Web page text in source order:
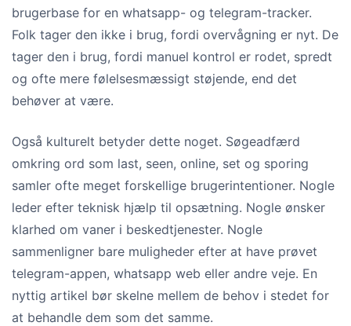
brugerbase for en whatsapp- og telegram-tracker.
Folk tager den ikke i brug, fordi overvågning er nyt. De
tager den i brug, fordi manuel kontrol er rodet, spredt
og ofte mere følelsesmæssigt støjende, end det
behøver at være.
Også kulturelt betyder dette noget. Søgeadfærd
omkring ord som last, seen, online, set og sporing
samler ofte meget forskellige brugerintentioner. Nogle
leder efter teknisk hjælp til opsætning. Nogle ønsker
klarhed om vaner i beskedtjenester. Nogle
sammenligner bare muligheder efter at have prøvet
telegram-appen, whatsapp web eller andre veje. En
nyttig artikel bør skelne mellem de behov i stedet for
at behandle dem som det samme.